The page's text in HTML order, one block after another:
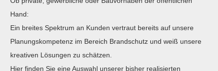
Hand:
Ein breites Spektrum an Kunden vertraut bereits auf unsere
Planungskompetenz im Bereich Brandschutz und weiß unsere
kreativen Lösungen zu schätzen.
Hier finden Sie eine Auswahl unserer bisher realisierten